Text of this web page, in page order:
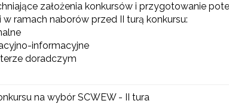
edycja II"
edycja I"
oświaty w ZJST"
założenia konkursów i przygotowanie
w ramach naborów przed II turą konkursu:
informacyjne
doradczym
na wybór SCWEW - II tura